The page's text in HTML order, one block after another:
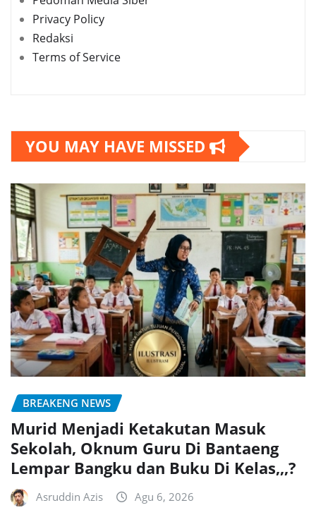
Privacy Policy
Redaksi
Terms of Service
YOU MAY HAVE MISSED
BREAKENG NEWS
Murid Menjadi Ketakutan Masuk
Sekolah, Oknum Guru Di Bantaeng
Lempar Bangku dan Buku Di Kelas,,,?
Asruddin Azis Agu 6, 2026